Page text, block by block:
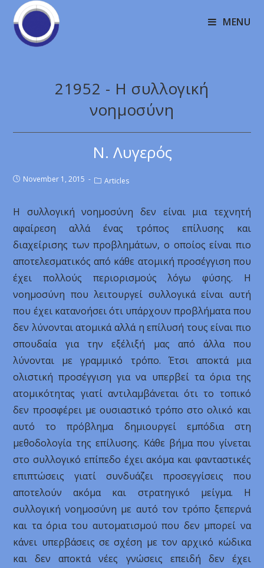
MENU
21952 - Η συλλογική
νοημοσύνη
Ν. Λυγερός
November 1, 2015 Articles
Η συλλογική νοημοσύνη δεν είναι μια τεχνητή
αφαίρεση αλλά ένας τρόπος επίλυσης και
διαχείρισης των προβλημάτων, ο οποίος είναι πιο
αποτελεσματικός από κάθε ατομική προσέγγιση που
έχει πολλούς περιορισμούς λόγω φύσης. Η
νοημοσύνη που λειτουργεί συλλογικά είναι αυτή
που έχει κατανοήσει ότι υπάρχουν προβλήματα που
δεν λύνονται ατομικά αλλά η επίλυσή τους είναι πιο
σπουδαία για την εξέλιξή μας από άλλα που
λύνονται με γραμμικό τρόπο. Έτσι αποκτά μια
ολιστική προσέγγιση για να υπερβεί τα όρια της
ατομικότητας γιατί αντιλαμβάνεται ότι το τοπικό
δεν προσφέρει με ουσιαστικό τρόπο στο ολικό και
αυτό το πρόβλημα δημιουργεί εμπόδια στη
μεθοδολογία της επίλυσης. Κάθε βήμα που γίνεται
στο συλλογικό επίπεδο έχει ακόμα και φανταστικές
επιπτώσεις γιατί συνδυάζει προσεγγίσεις που
αποτελούν ακόμα και στρατηγικό μείγμα. Η
συλλογική νοημοσύνη με αυτό τον τρόπο ξεπερνά
και τα όρια του αυτοματισμού που δεν μπορεί να
κάνει υπερβάσεις σε σχέση με τον αρχικό κώδικα
και δεν αποκτά νέες γνώσεις επειδή δεν έχει